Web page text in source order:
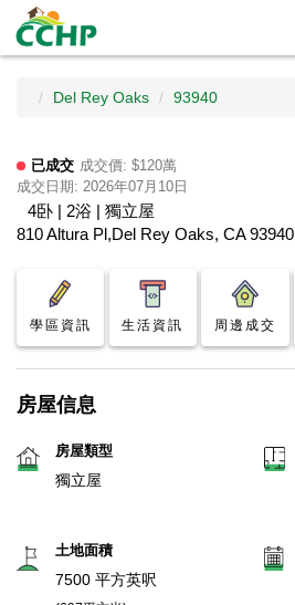
Del Rey Oaks 93940
已成交 成交價: $120萬
成交日期: 2026年07月10日
4卧 | 2浴 | 獨立屋
810 Altura Pl,Del Rey Oaks, CA 93940
學區資訊 生活資訊 周邊成交
房屋信息
房屋類型
獨立屋
土地面積
7500 平方英呎